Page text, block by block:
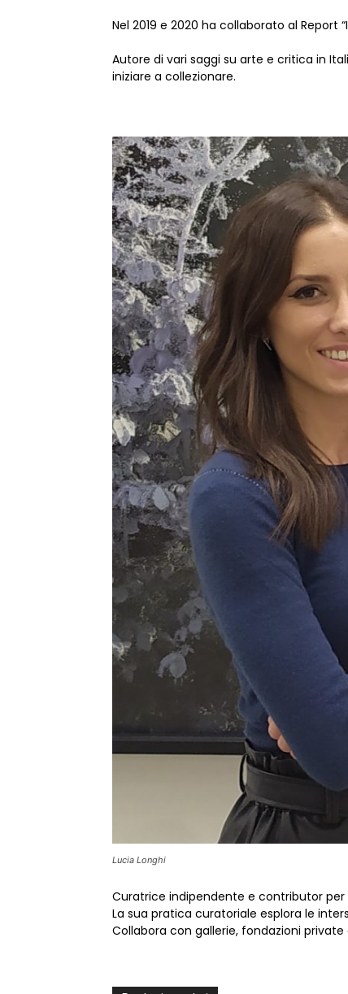
Nel 2019 e 2020 ha collaborato al Report
Autore di vari saggi su arte e critica in
iniziare a collezionare.
Lucia Longhi
Curatrice indipendente e contributor per
La sua pratica curatoriale esplora le
Collabora con gallerie, fondazioni